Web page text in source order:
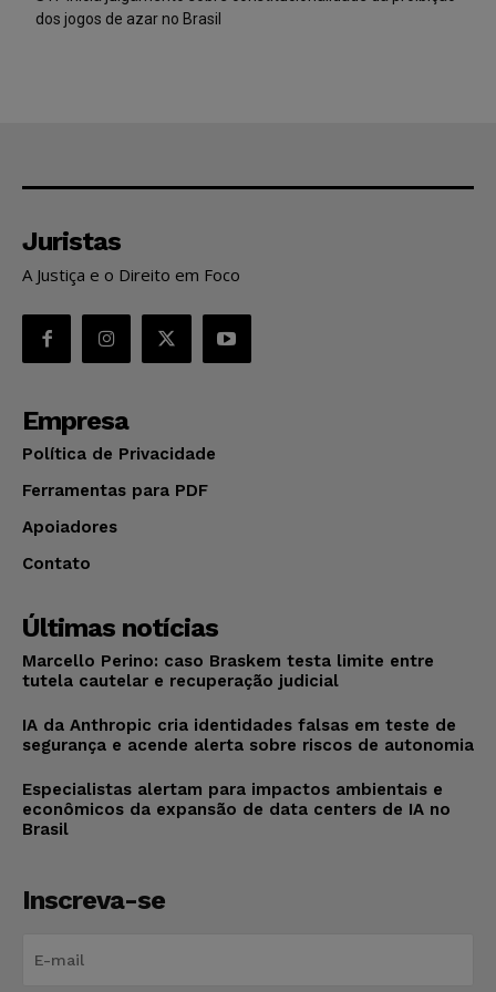
dos jogos de azar no Brasil
Juristas
A Justiça e o Direito em Foco
Empresa
Política de Privacidade
Ferramentas para PDF
Apoiadores
Contato
Últimas notícias
Marcello Perino: caso Braskem testa limite entre
tutela cautelar e recuperação judicial
IA da Anthropic cria identidades falsas em teste de
segurança e acende alerta sobre riscos de autonomia
Especialistas alertam para impactos ambientais e
econômicos da expansão de data centers de IA no
Brasil
Inscreva-se